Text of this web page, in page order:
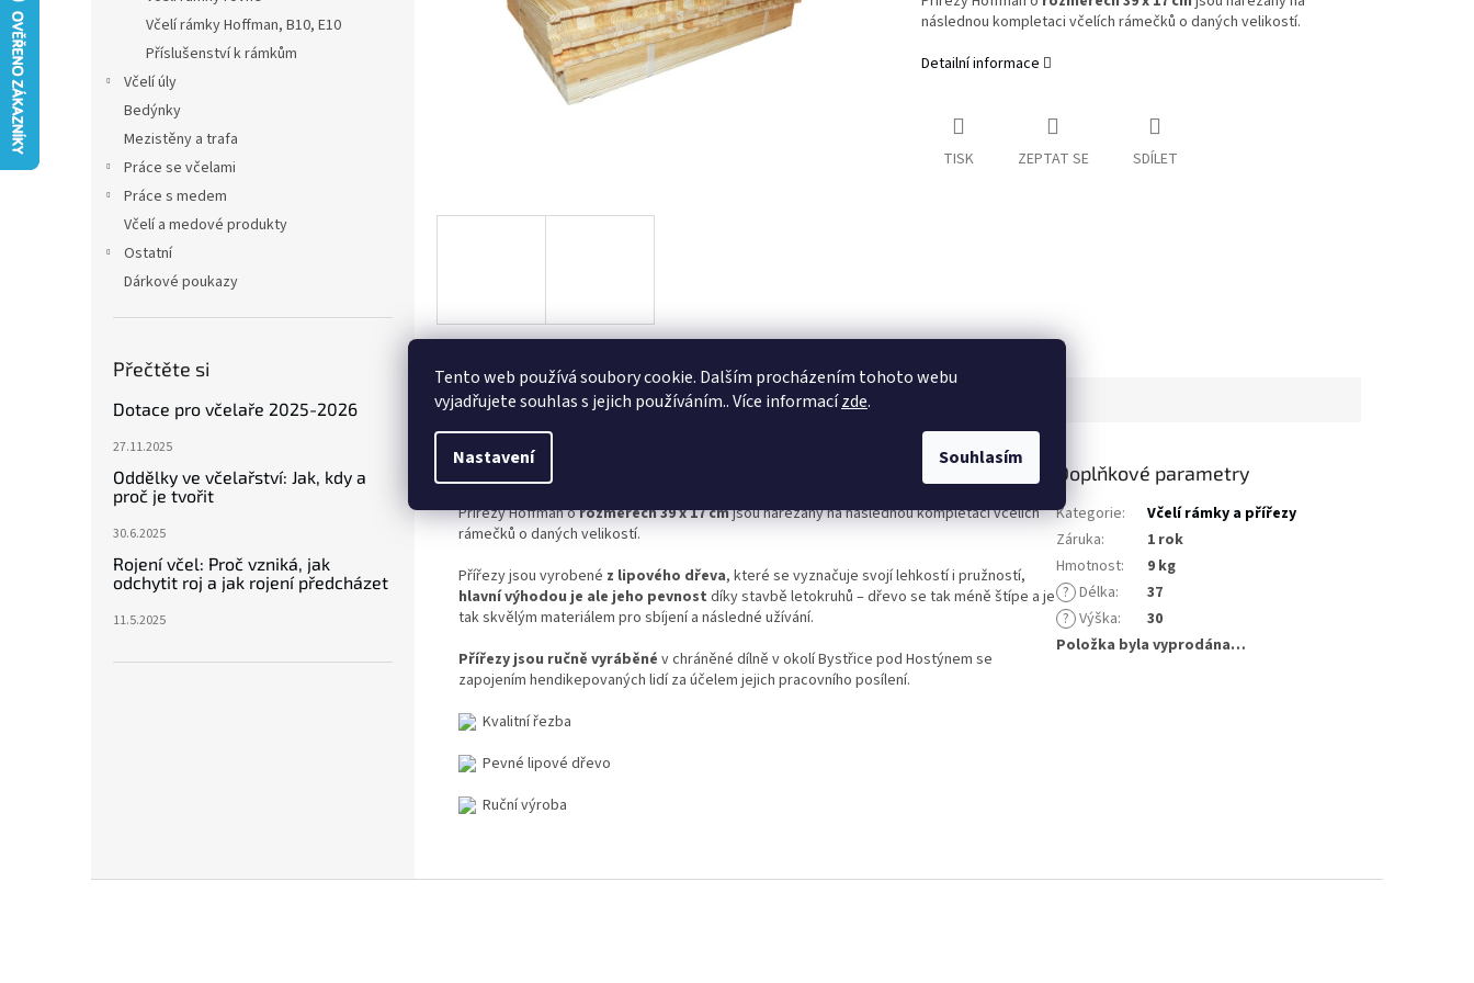
Tento web používá soubory cookie. Dalším procházením tohoto webu
vyjadřujete souhlas s jejich používáním.. Více informacízde.
Nastavení Souhlasím
Včelí rámky Hoffman, B10, E10
Příslušenství k rámkům
Včelí úly
Bedýnky
Mezistěny a trafa
Práce se včelami
Práce s medem
Včelí a medové produkty
Ostatní
Dárkové poukazy
Přečtěte si
Dotace pro včelaře 2025-2026
27.11.2025
Oddělky ve včelařství: Jak, kdy a
proč je tvořit
30.6.2025
Rojení včel: Proč vzniká, jak
odchytit roj a jak rojení předcházet
11.5.2025
následnou kompletaci včelích rámečků o daných velikostí.
Detailní informace
TISK ZEPTAT SE SDÍLET
Popis Diskuze
Přířezy Hoffman orozměrech 39 x 17 cmjsou nařezány na následnou kompletaci včelích
rámečků o daných velikostí.
Přířezy jsou vyrobené z lipového dřeva, které se vyznačuje svojí lehkostí i pružností,
hlavní výhodou je ale jeho pevnost díky stavbě letokruhů – dřevo se tak méně štípe a je
tak skvělým materiálem pro sbíjení a následné užívání.
Přířezy jsou ručně vyráběné v chráněné dílně v okolí Bystřice pod Hostýnem se
zapojením hendikepovaných lidí za účelem jejich pracovního posílení.
Kvalitní řezba
Pevné lipové dřevo
Ruční výroba
Doplňkové parametry
Kategorie:
Včelí rámky a přířezy
Záruka:
1 rok
Hmotnost:
9 kg
? Délka:
37
? Výška:
30
Položka byla vyprodána…